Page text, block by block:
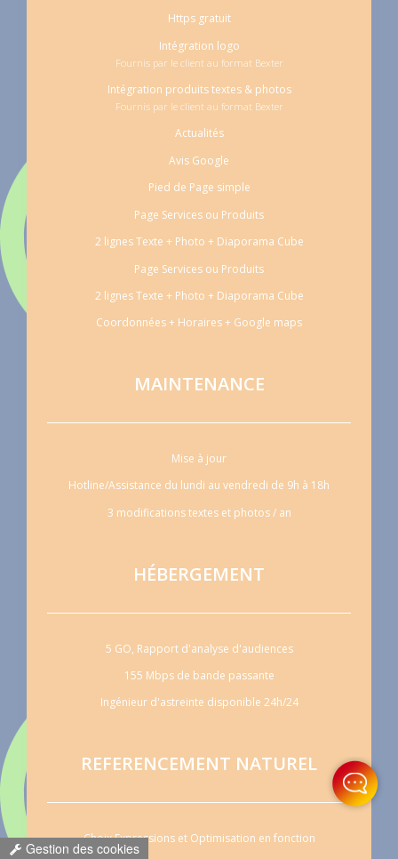
Https gratuit
Intégration logo
Fournis par le client au format Bexter
Intégration produits textes & photos
Fournis par le client au format Bexter
Actualités
Avis Google
Pied de Page simple
Page Services ou Produits
2 lignes Texte + Photo + Diaporama Cube
Page Services ou Produits
2 lignes Texte + Photo + Diaporama Cube
Coordonnées + Horaires + Google maps
MAINTENANCE
Mise à jour
Hotline/Assistance du lundi au vendredi de 9h à 18h
3 modifications textes et photos / an
HÉBERGEMENT
5 GO, Rapport d'analyse d'audiences
155 Mbps de bande passante
Ingénieur d'astreinte disponible 24h/24
REFERENCEMENT NATUREL
Choix Expressions et Optimisation en fonction
Gestion des cookies